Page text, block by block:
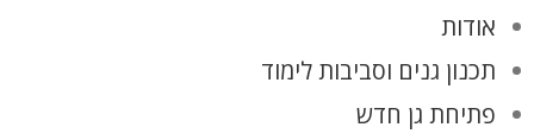
אודות
תכנון גנים וסביבות לימוד
פתיחת גן חדש